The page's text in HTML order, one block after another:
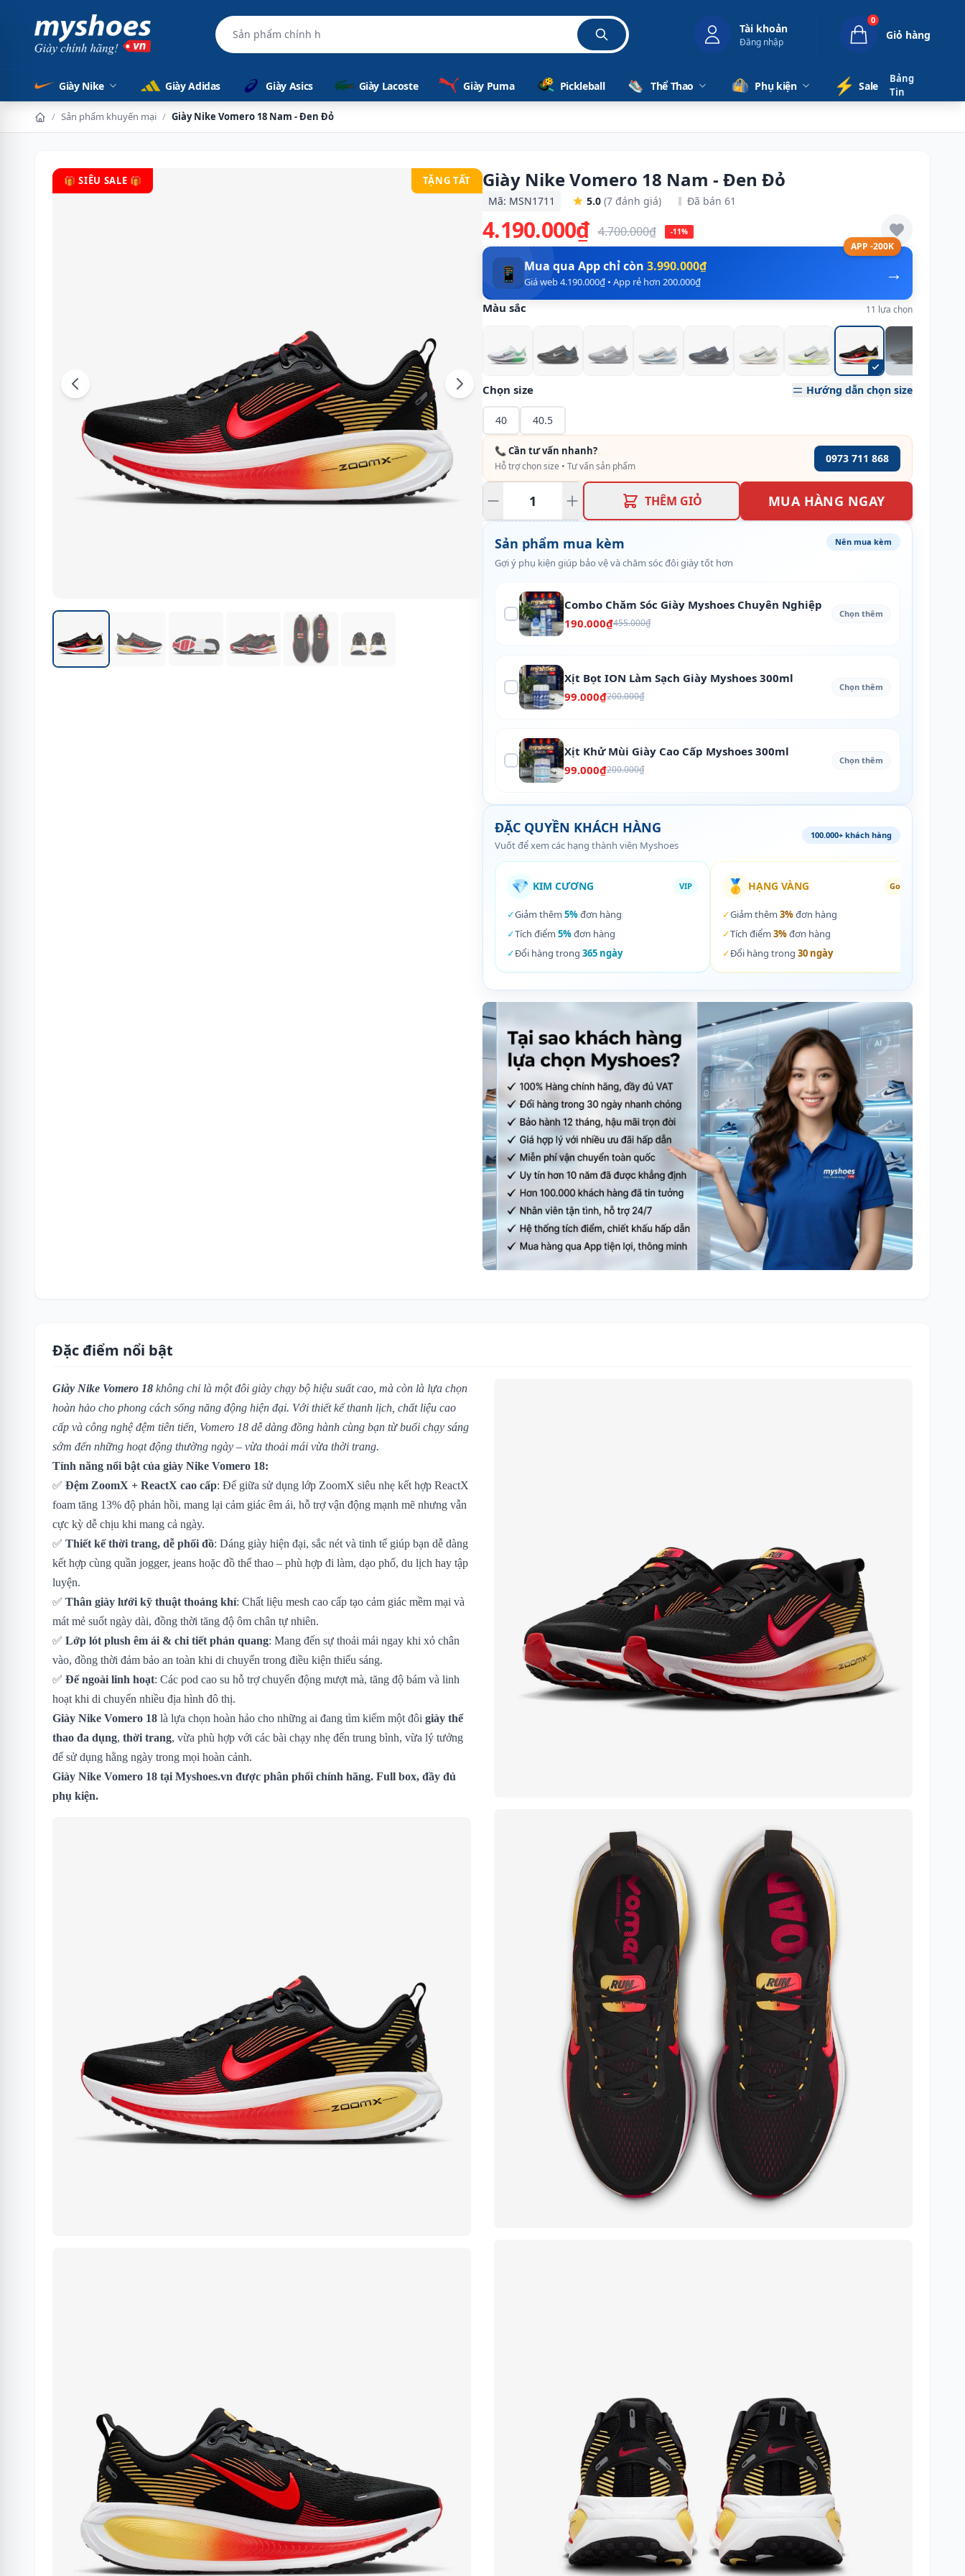
Hỗ t Tài khoản
Đăng nhập
0
Giỏ hàng
Giày Nike Giày Adidas Giày Asics Giày Lacoste Giày Puma Pickleball Thể Thao Phụ kiện ⚡️ Sale
Bảng
Tin
/ Sản phẩm khuyến mại / Giày Nike Vomero 18 Nam - Đen Đỏ
🎁 SIÊU SALE 🎁 TẶNG TẤT Giày Nike Vomero 18 Nam - Đen Đỏ
Mã: MSN1711 5.0 (7 đánh giá) Đã bán 61
4.190.000₫ 4.700.000₫ -11%
APP -200K
→
📱 Mua qua App chỉ còn 3.990.000₫
Giá web 4.190.000₫ • App rẻ hơn 200.000₫
Màu sắc 11 lựa chọn
Chọn size Hướng dẫn chọn size
40 40.5
📞 Cần tư vấn nhanh?
Hỗ trợ chọn size • Tư vấn sản phẩm
0973 711 868
THÊM GIỎ MUA HÀNG NGAY
Sản phẩm mua kèm
Gợi ý phụ kiện giúp bảo vệ và chăm sóc đôi giày tốt hơn
Nên mua kèm
Combo Chăm Sóc Giày Myshoes Chuyên Nghiệp
190.000₫455.000₫
Chọn thêm
Xịt Bọt ION Làm Sạch Giày Myshoes 300ml
99.000₫200.000₫
Chọn thêm
Xịt Khử Mùi Giày Cao Cấp Myshoes 300ml
99.000₫200.000₫
Chọn thêm
ĐẶC QUYỀN KHÁCH HÀNG
Vuốt để xem các hạng thành viên Myshoes
100.000+ khách hàng
💎 KIM CƯƠNG VIP
✓Giảm thêm 5%đơn hàng
✓Tích điểm 5%đơn hàng
✓Đổi hàng trong 365 ngày
🥇 HẠNG VÀNG Gold
✓Giảm thêm 3%đơn hàng
✓Tích điểm 3%đơn hàng
✓Đổi hàng trong 30 ngày
Đặc điểm nổi bật
Giày Nike Vomero 18 không chỉ là một đôi giày chạy bộ hiệu suất cao, mà còn là lựa chọn
hoàn hảo cho phong cách sống năng động hiện đại. Với thiết kế thanh lịch, chất liệu cao
cấp và công nghệ đệm tiên tiến, Vomero 18 dễ dàng đồng hành cùng bạn từ buổi chạy sáng
sớm đến những hoạt động thường ngày – vừa thoải mái vừa thời trang.
Tính năng nổi bật của giày Nike Vomero 18:
✅ Đệm ZoomX + ReactX cao cấp: Đế giữa sử dụng lớp ZoomX siêu nhẹ kết hợp ReactX
foam tăng 13% độ phản hồi, mang lại cảm giác êm ái, hỗ trợ vận động mạnh mẽ nhưng vẫn
cực kỳ dễ chịu khi mang cả ngày.
✅ Thiết kế thời trang, dễ phối đồ: Dáng giày hiện đại, sắc nét và tinh tế giúp bạn dễ dàng
kết hợp cùng quần jogger, jeans hoặc đồ thể thao – phù hợp đi làm, dạo phố, du lịch hay tập
luyện.
✅ Thân giày lưới kỹ thuật thoáng khí: Chất liệu mesh cao cấp tạo cảm giác mềm mại và
mát mẻ suốt ngày dài, đồng thời tăng độ ôm chân tự nhiên.
✅ Lớp lót plush êm ái & chi tiết phản quang: Mang đến sự thoải mái ngay khi xỏ chân
vào, đồng thời đảm bảo an toàn khi di chuyển trong điều kiện thiếu sáng.
✅ Đế ngoài linh hoạt: Các pod cao su hỗ trợ chuyển động mượt mà, tăng độ bám và linh
hoạt khi di chuyển nhiều địa hình đô thị.
Giày Nike Vomero 18 là lựa chọn hoàn hảo cho những ai đang tìm kiếm một đôi giày thể
thao đa dụng, thời trang, vừa phù hợp với các bài chạy nhẹ đến trung bình, vừa lý tưởng
để sử dụng hằng ngày trong mọi hoàn cảnh.
Giày Nike Vomero 18 tại Myshoes.vn được phân phối chính hãng. Full box, đầy đủ
phụ kiện.